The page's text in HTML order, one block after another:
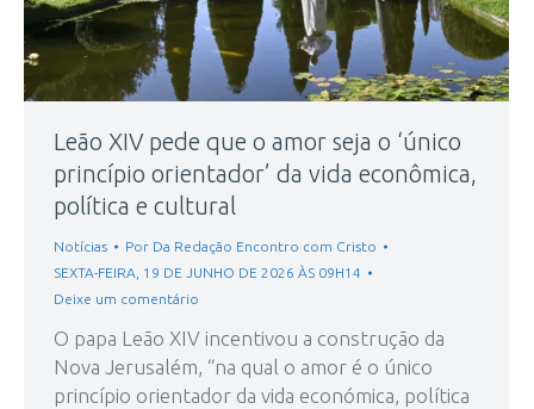
Leão XIV pede que o amor seja o ‘único
princípio orientador’ da vida econômica,
política e cultural
Notícias Por Da Redação Encontro com Cristo
SEXTA-FEIRA, 19 DE JUNHO DE 2026 ÀS 09H14
Deixe um comentário
O papa Leão XIV incentivou a construção da
Nova Jerusalém, “na qual o amor é o único
princípio orientador da vida económica, política